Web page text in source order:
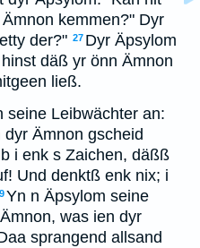
kemmen?" Dyr
der?" 27 Dyr Äpsylom
däß yr önn Ämnon
ließ.
seine Leibwächter an:
Ämnon gscheid
i enk s Zaichen, däßß
Und denktß enk nix; i
Yn n Äpsylom seine
was ien dyr
sprangend allsand